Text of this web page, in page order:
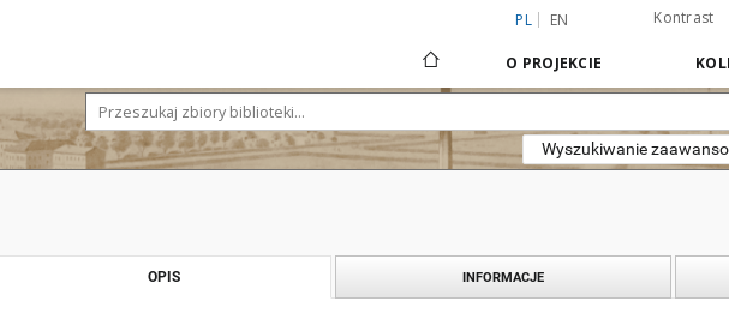
PL EN Kontrast
O PROJEKCIE
Wyszukiwanie
OPIS INFORMACJE